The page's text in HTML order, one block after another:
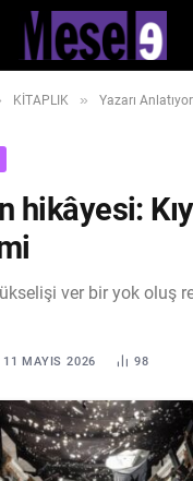
KİTAPLIK » Yazarı Anlatıyor
hikâyesi:
ver bir yok oluş
11 MAYIS 2026 98